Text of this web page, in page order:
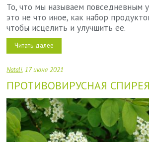
То, что мы называем повседневным
это не что иное, как набор
чтобы исцелить и улучшить ее.
Читать далее
Natali 17 июня 2021
ПРОТИВОВИРУСНАЯ СПИРЕЯ